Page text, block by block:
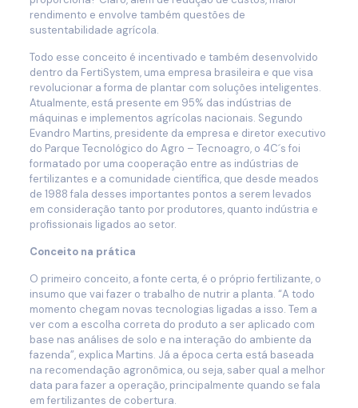
rendimento e envolve também questões de
sustentabilidade agrícola.
Todo esse conceito é incentivado e também desenvolvido
dentro da FertiSystem, uma empresa brasileira e que visa
revolucionar a forma de plantar com soluções inteligentes.
Atualmente, está presente em 95% das indústrias de
máquinas e implementos agrícolas nacionais. Segundo
Evandro Martins, presidente da empresa e diretor executivo
do Parque Tecnológico do Agro – Tecnoagro, o 4C´s foi
formatado por uma cooperação entre as indústrias de
fertilizantes e a comunidade científica, que desde meados
de 1988 fala desses importantes pontos a serem levados
em consideração tanto por produtores, quanto indústria e
profissionais ligados ao setor.
Conceito na prática
O primeiro conceito, a fonte certa, é o próprio fertilizante, o
insumo que vai fazer o trabalho de nutrir a planta. “A todo
momento chegam novas tecnologias ligadas a isso. Tem a
ver com a escolha correta do produto a ser aplicado com
base nas análises de solo e na interação do ambiente da
fazenda”, explica Martins. Já a época certa está baseada
na recomendação agronômica, ou seja, saber qual a melhor
data para fazer a operação, principalmente quando se fala
em fertilizantes de cobertura.